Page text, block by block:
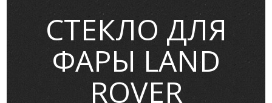
СТЕКЛО ДЛЯ
ФАРЫ LAND
ROVER